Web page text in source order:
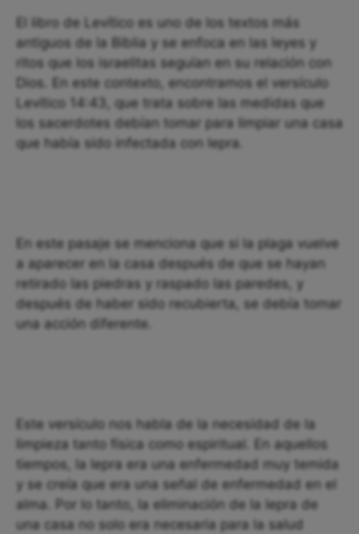
El libro de Levítico es uno de los textos más
antiguos de la Biblia y se enfoca en las leyes y
ritos que los israelitas seguían en su relación con
Dios. En este contexto, encontramos el versículo
Levítico 14:43, que trata sobre las medidas que
los sacerdotes debían tomar para limpiar una casa
que había sido infectada con lepra.
En este pasaje se menciona que si la plaga vuelve
a aparecer en la casa después de que se hayan
retirado las piedras y raspado las paredes, y
después de haber sido recubierta, se debía tomar
una acción diferente.
Este versículo nos habla de la necesidad de la
limpieza tanto física como espiritual. En aquellos
tiempos, la lepra era una enfermedad muy temida
y se creía que era una señal de enfermedad en el
alma. Por lo tanto, la eliminación de la lepra de
una casa no solo era necesaria para la salud